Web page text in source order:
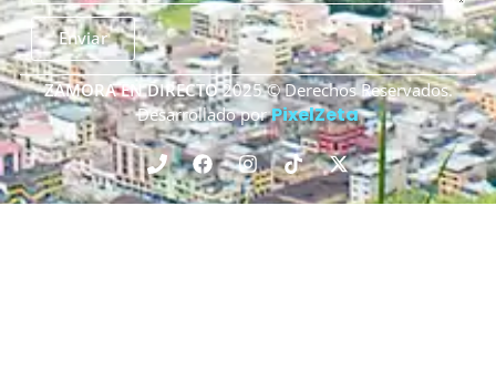
Enviar
ZAMORA EN DIRECTO2025 © Derechos Reservados.
Desarrollado porPixelZeta